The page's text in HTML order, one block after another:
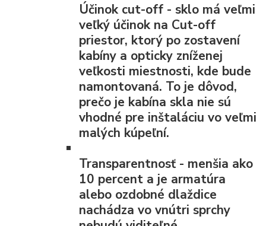
Účinok cut-off - sklo má veľmi
veľký účinok na Cut-off
priestor, ktorý po zostavení
kabíny a opticky zníženej
veľkosti miestnosti, kde bude
namontovaná. To je dôvod,
prečo je kabína skla nie sú
vhodné pre inštaláciu vo veľmi
malých kúpeľní.
Transparentnosť - menšia ako
10 percent a je armatúra
alebo ozdobné dlaždice
nachádza vo vnútri sprchy